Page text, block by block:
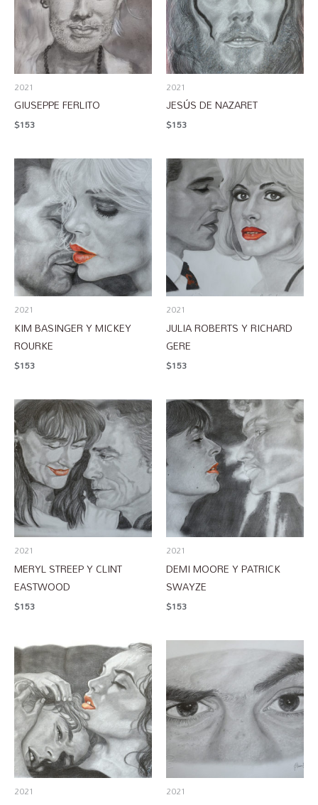
2021
GIUSEPPE FERLITO
$153
2021
JESÚS DE NAZARET
$153
2021
KIM BASINGER Y MICKEY
ROURKE
$153
2021
JULIA ROBERTS Y RICHARD
GERE
$153
2021
MERYL STREEP Y CLINT
EASTWOOD
$153
2021
DEMI MOORE Y PATRICK
SWAYZE
$153
2021 2021